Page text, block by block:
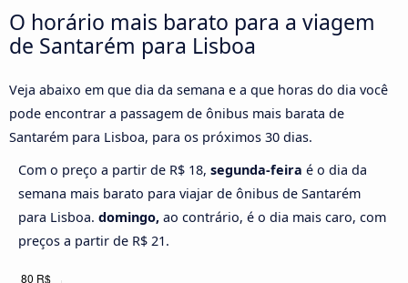
O horário mais barato para a viagem
de Santarém para Lisboa
Veja abaixo em que dia da semana e a que horas do dia você
pode encontrar a passagem de ônibus mais barata de
Santarém para Lisboa, para os próximos 30 dias.
Com o preço a partir de R$ 18, segunda-feira é o dia da
semana mais barato para viajar de ônibus de Santarém
para Lisboa. domingo, ao contrário, é o dia mais caro, com
preços a partir de R$ 21.